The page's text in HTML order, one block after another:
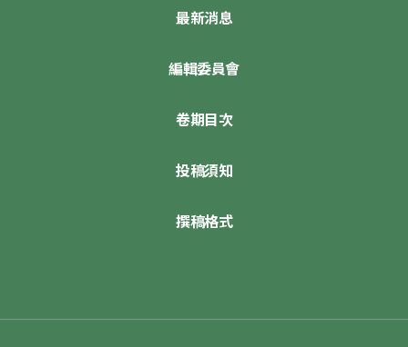
最新消息
編輯委員會
卷期目次
投稿須知
撰稿格式